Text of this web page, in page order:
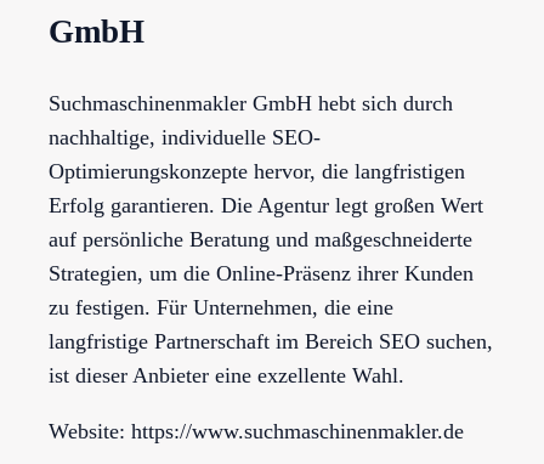
GmbH
Suchmaschinenmakler GmbH hebt sich durch
nachhaltige, individuelle SEO-
Optimierungskonzepte hervor, die langfristigen
Erfolg garantieren. Die Agentur legt großen Wert
auf persönliche Beratung und maßgeschneiderte
Strategien, um die Online-Präsenz ihrer Kunden
zu festigen. Für Unternehmen, die eine
langfristige Partnerschaft im Bereich SEO suchen,
ist dieser Anbieter eine exzellente Wahl.
Website: https://www.suchmaschinenmakler.de